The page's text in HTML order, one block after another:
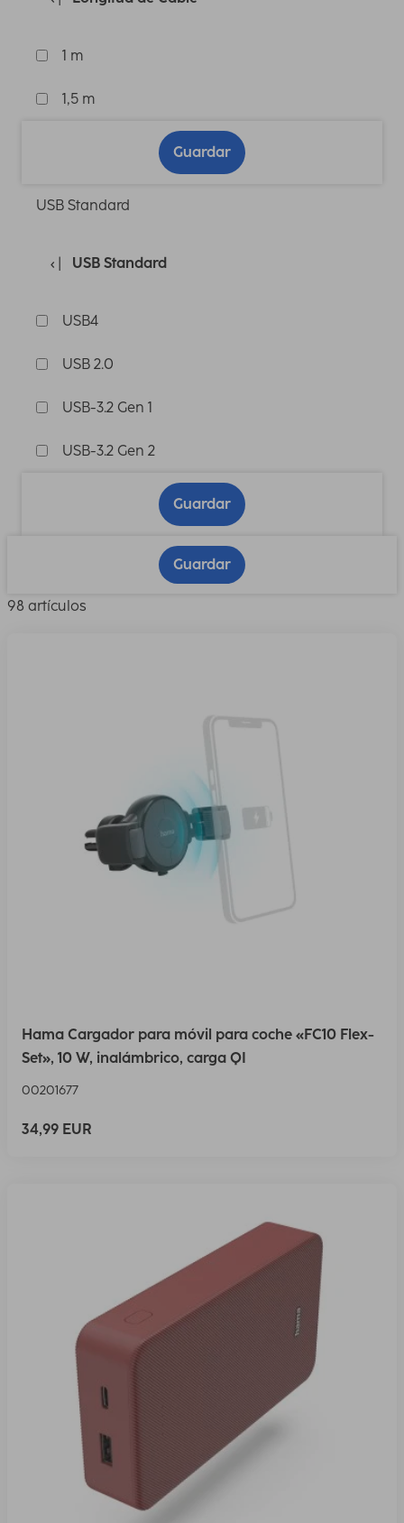
1 m
1,5 m
Guardar
USB Standard
USB Standard
USB4
USB 2.0
USB-3.2 Gen 1
USB-3.2 Gen 2
Guardar
Guardar
98 artículos
Hama Cargador para móvil para coche «FC10 Flex-
Set», 10 W, inalámbrico, carga QI
00201677
34,99 EUR